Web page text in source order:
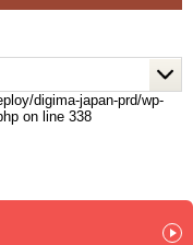
digima-japan-prd/wp-
on line 338